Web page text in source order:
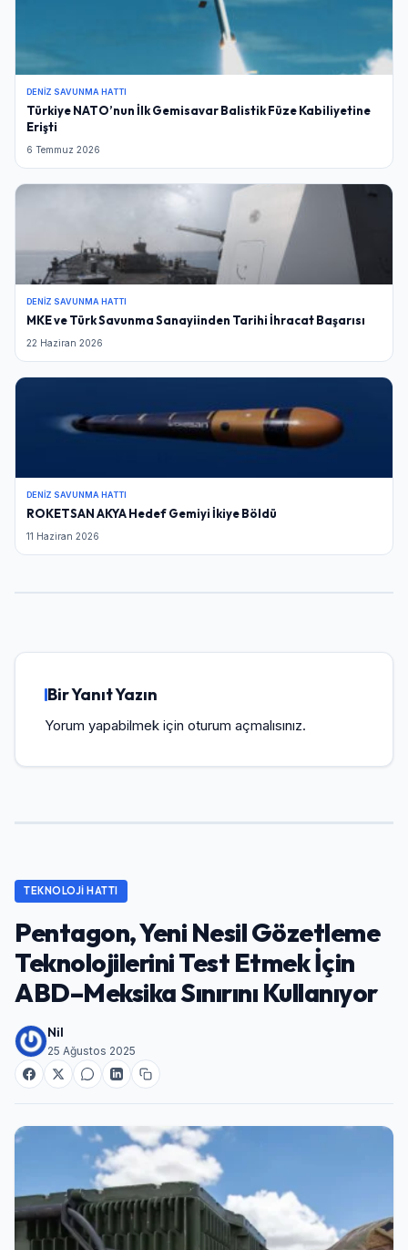
DENIZ SAVUNMA HATTI
Türkiye NATO’nun İlk Gemisavar Balistik Füze Kabiliyetine
Erişti
6 Temmuz 2026
DENIZ SAVUNMA HATTI
MKE ve Türk Savunma Sanayiinden Tarihi İhracat Başarısı
22 Haziran 2026
DENIZ SAVUNMA HATTI
ROKETSAN AKYA Hedef Gemiyi İkiye Böldü
11 Haziran 2026
Bir Yanıt Yazın
Yorum yapabilmek için oturum açmalısınız.
TEKNOLOJI HATTI
Pentagon, Yeni Nesil Gözetleme
Teknolojilerini Test Etmek İçin
ABD–Meksika Sınırını Kullanıyor
Nil
25 Ağustos 2025